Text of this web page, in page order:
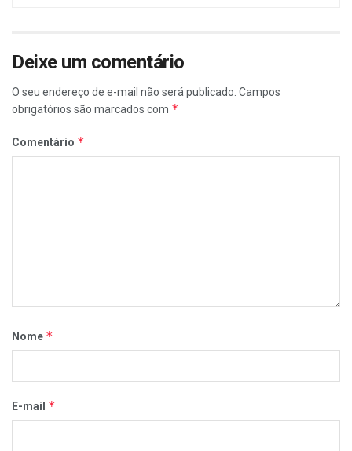
Deixe um comentário
O seu endereço de e-mail não será publicado. Campos
obrigatórios são marcados com *
Comentário *
Nome *
E-mail *